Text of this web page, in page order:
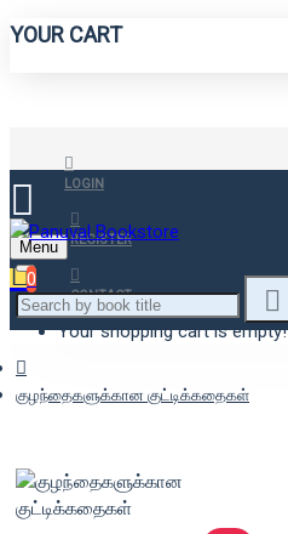
YOUR CART
LOGIN
REGISTER
CONTACT
Menu
0
Your shopping cart is empty!
குழந்தைகளுக்கான குட்டிக்கதைகள்